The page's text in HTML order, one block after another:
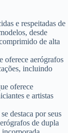
e respeitadas de
desde
de alta
oferece aerógrafos
incluindo
oferece
e artistas
destaca por seus
de dupla